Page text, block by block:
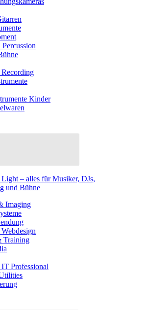
Kinder
– alles für Musiker, DJs,
und Bühne
Imaging
Training
Professional